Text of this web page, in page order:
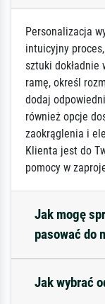
Personalizacja
intuicyjny
sztuki dokładnie
ramę, określ
dodaj
również opcje
zaokrąglenia i
Klienta jest do
pomocy w
Jak mogę
pasować do
Jak wybrać